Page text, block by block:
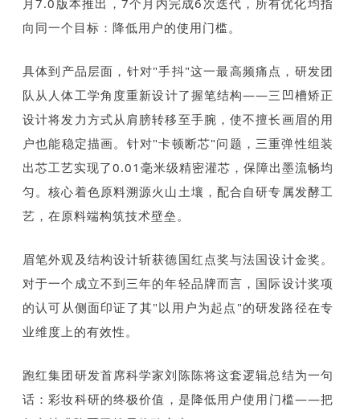
向同一个目标：降低用户的使用门槛。
具体到产品层面，针对"手抖"这一最高频痛点，研发团
队从人体工学角度重新设计了握笔结构——三凹槽矫正
设计将发力方式从肩膀转移至手腕，使不擅长画眉的用
户也能稳定描画。针对"卡顿断芯"问题，三重弹性组装
出芯工艺实现了0.01毫米级精密灌芯，保障出墨流畅均
匀。核心着色原料溯源火山土壤，配合自研专属发酵工
艺，在原料端构筑技术壁垒。
眉笔外观及结构设计斩获德国红点奖与法国设计金奖。
对于一个成立不到三年的年轻品牌而言，国际设计奖项
的认可从侧面印证了其"以用户为起点"的研发路径在专
业维度上的有效性。
跑红集团研发首席科学家刘陈陈将这套逻辑总结为一句
话：彩妆科研的终极价值，是降低用户使用门槛——把